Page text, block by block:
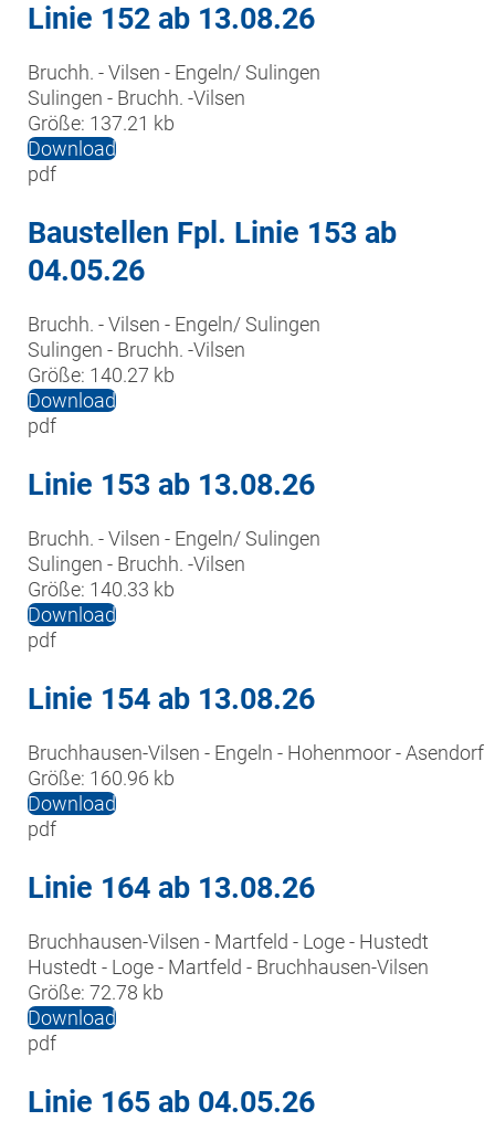
Linie 152 ab 13.08.26
Bruchh. - Vilsen - Engeln/ Sulingen
Sulingen - Bruchh. -Vilsen
Größe: 137.21 kb
Download
pdf
Baustellen Fpl. Linie 153 ab
04.05.26
Bruchh. - Vilsen - Engeln/ Sulingen
Sulingen - Bruchh. -Vilsen
Größe: 140.27 kb
Download
pdf
Linie 153 ab 13.08.26
Bruchh. - Vilsen - Engeln/ Sulingen
Sulingen - Bruchh. -Vilsen
Größe: 140.33 kb
Download
pdf
Linie 154 ab 13.08.26
Bruchhausen-Vilsen - Engeln - Hohenmoor - Asendorf
Größe: 160.96 kb
Download
pdf
Linie 164 ab 13.08.26
Bruchhausen-Vilsen - Martfeld - Loge - Hustedt
Hustedt - Loge - Martfeld - Bruchhausen-Vilsen
Größe: 72.78 kb
Download
pdf
Linie 165 ab 04.05.26